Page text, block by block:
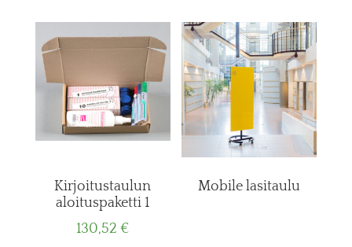
Kirjoitustaulun
aloituspaketti 1
130,52€
Mobile lasitaulu